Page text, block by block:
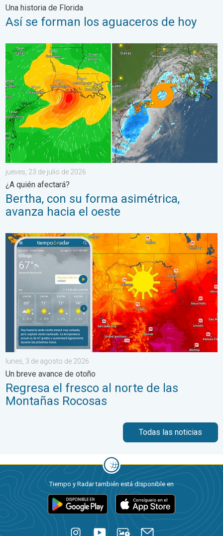
Una historia de Florida
Así se forman los aguaceros de hoy
Bertha, con su forma asimétrica, avanza hacia el oeste. ¿A
jueves, 23 de julio de 2026
¿A quién afectará?
Bertha, con su forma asimétrica,
avanza hacia el oeste
Regresa el fresco al norte de las Montañas Rocosas. Un
lunes, 3 de agosto de 2026
Un breve avance de otoño
Regresa el fresco al norte de las
Montañas Rocosas
Todas las noticias
Tiempo y Radar también está disponible en